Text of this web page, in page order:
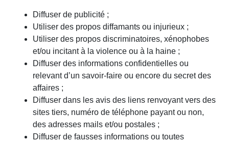
Diffuser de publicité ;
Utiliser des propos diffamants ou injurieux ;
Utiliser des propos discriminatoires, xénophobes
et/ou incitant à la violence ou à la haine ;
Diffuser des informations confidentielles ou
relevant d’un savoir-faire ou encore du secret des
affaires ;
Diffuser dans les avis des liens renvoyant vers des
sites tiers, numéro de téléphone payant ou non,
des adresses mails et/ou postales ;
Diffuser de fausses informations ou toutes